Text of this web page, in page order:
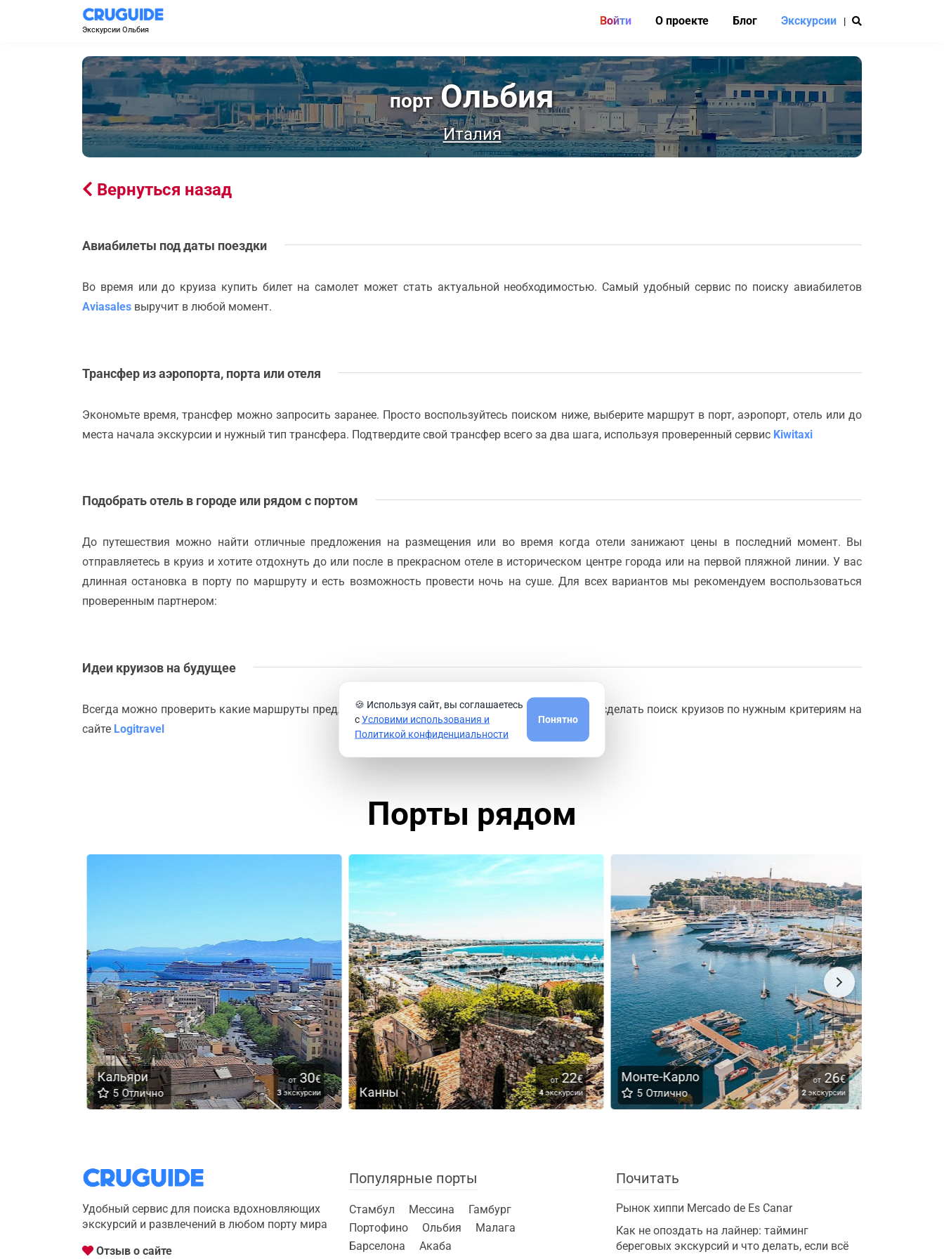
Экскурсии Ольбия
Войти О проекте Блог Экскурсии |
портОльбия
Италия
Вернуться назад
Авиабилеты под даты поездки
Во время или до круиза купить билет на самолет может стать актуальной необходимостью. Самый удобный сервис по поиску авиабилетов
Aviasales выручит в любой момент.
Трансфер из аэропорта, порта или отеля
Экономьте время, трансфер можно запросить заранее. Просто воспользуйтесь поиском ниже, выберите маршрут в порт, аэропорт, отель или до
места начала экскурсии и нужный тип трансфера. Подтвердите свой трансфер всего за два шага, используя проверенный сервис Kiwitaxi
Подобрать отель в городе или рядом с портом
До путешествия можно найти отличные предложения на размещения или во время когда отели занижают цены в последний момент. Вы
отправляетесь в круиз и хотите отдохнуть до или после в прекрасном отеле в историческом центре города или на первой пляжной линии. У вас
длинная остановка в порту по маршруту и есть возможность провести ночь на суше. Для всех вариантов мы рекомендуем воспользоваться
проверенным партнером:
Идеи круизов на будущее
Всегда можно проверить какие маршруты предлагают круизные компании из порта
или сделать поиск круизов по нужным критериям на
сайте Logitravel
Порты рядом
Кальяри
5 Отлично
от30€
3экскурсии Канны
от22€
4экскурсии
Монте-Карло
5 Отлично
от26€
2экскурсии
Удобный сервис для поиска вдохновляющих
экскурсий и развлечений в любом порту мира
Отзыв о сайте
Популярные порты
Стамбул Мессина
Гамбург
Портофино
Ольбия
Малага
Барселона
Акаба
Почитать
Рынок хиппи Mercado de Es Canar
Как не опоздать на лайнер: тайминг
береговых экскурсий и что делать, если всё
🍪 Используя сайт, вы соглашаетесь
сУсловими использования и
Политикой конфиденциальности
Понятно